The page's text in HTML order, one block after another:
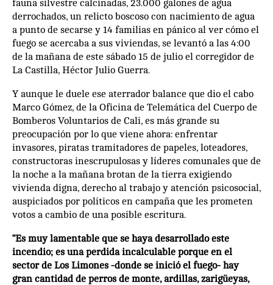
fauna silvestre calcinadas, 23.000 galones de agua
derrochados, un relicto boscoso con nacimiento de agua
a punto de secarse y 14 familias en pánico al ver cómo el
fuego se acercaba a sus viviendas, se levantó a las 4:00
de la mañana de este sábado 15 de julio el corregidor de
La Castilla, Héctor Julio Guerra.
Y aunque le duele ese aterrador balance que dio el cabo
Marco Gómez, de la Oficina de Telemática del Cuerpo de
Bomberos Voluntarios de Cali, es más grande su
preocupación por lo que viene ahora: enfrentar
invasores, piratas tramitadores de papeles, loteadores,
constructoras inescrupulosas y líderes comunales que de
la noche a la mañana brotan de la tierra exigiendo
vivienda digna, derecho al trabajo y atención psicosocial,
auspiciados por políticos en campaña que les prometen
votos a cambio de una posible escritura.
“Es muy lamentable que se haya desarrollado este
incendio; es una perdida incalculable porque en el
sector de Los Limones -donde se inició el fuego- hay
gran cantidad de perros de monte, ardillas, zarigüeyas,